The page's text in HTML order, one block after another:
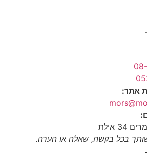
אתר:
אילת
בכל בקשה, שאלה או הערה.